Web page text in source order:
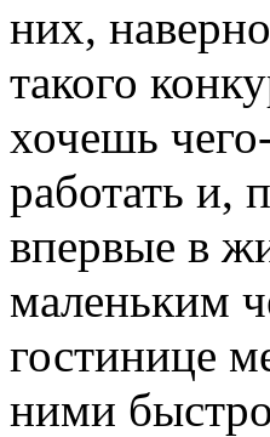
них,
такого
хочешь
работать и,
впервые в
маленьким
гостинице
ними